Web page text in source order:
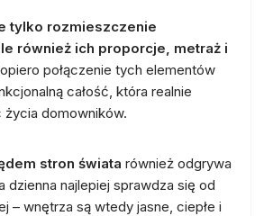
tylko rozmieszczenie
również ich proporcje, metraż i
połączenie tych elementów
całość, która realnie
życia domowników.
stron świata również odgrywa
dzienna najlepiej sprawdza się od
– wnętrza są wtedy jasne, ciepłe i